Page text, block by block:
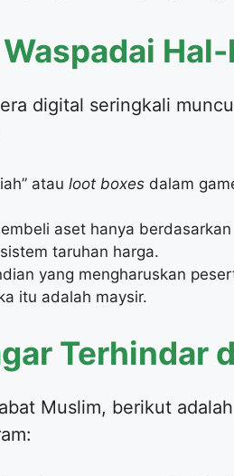
digital seringkali
atau loot boxes dalam
aset hanya
taruhan harga.
yang mengharuskan
itu adalah maysir.
Terhindar
Muslim, berikut